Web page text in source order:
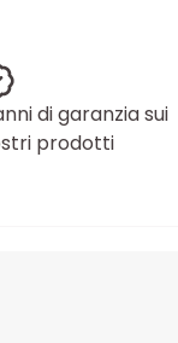
di garanzia sui
prodotti